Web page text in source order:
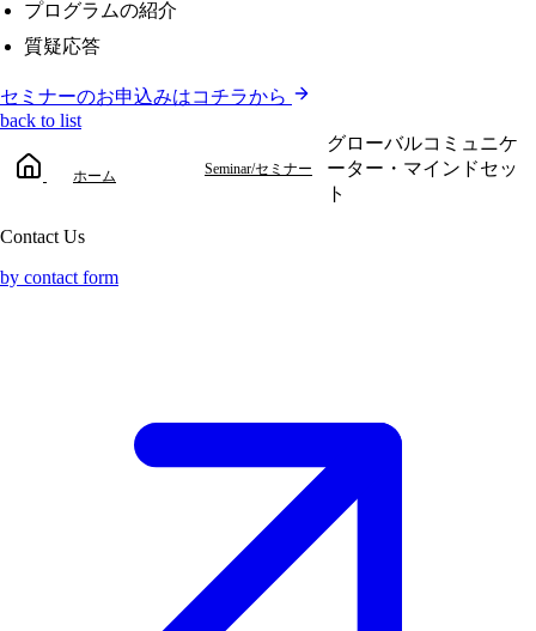
プログラムの紹介
質疑応答
セミナーのお申込みはコチラから
back to list
ホーム Seminar/セミナー
グローバルコミュニケ
ーター・マインドセッ
ト
Contact Us
by contact form